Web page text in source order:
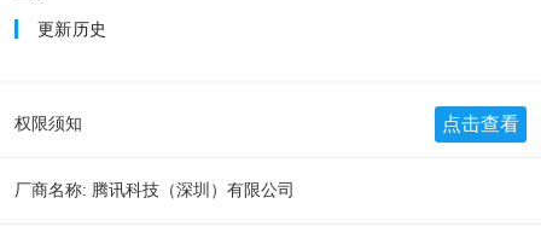
更新历史
权限须知 点击查看
厂商名称: 腾讯科技（深圳）有限公司